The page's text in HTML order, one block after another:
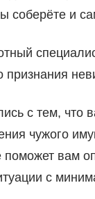
соберёте и
признания
с тем, что
чужого
поможет вам
с